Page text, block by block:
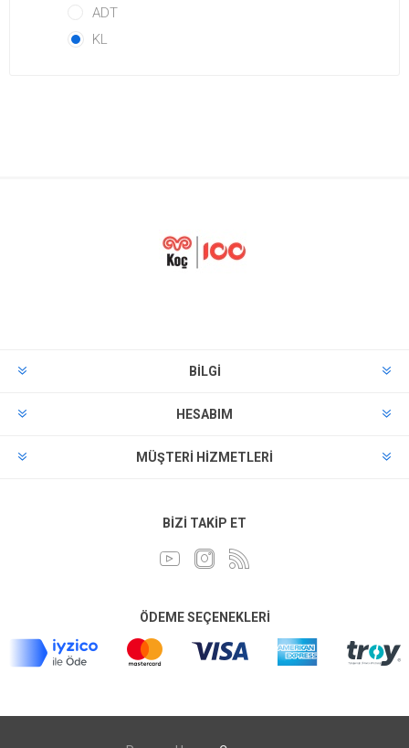
ADT
KL
BILGI
HESABIM
MÜŞTERI HIZMETLERI
BIZI TAKIP ET
ÖDEME SEÇENEKLERI